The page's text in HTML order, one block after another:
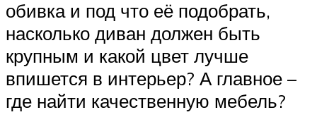
обивка и под что её подобрать,
насколько диван должен быть
крупным и какой цвет лучше
впишется в интерьер? А главное –
где найти качественную мебель?